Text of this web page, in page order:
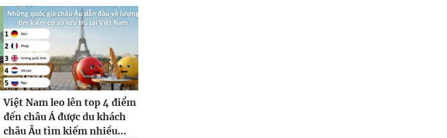
Việt Nam leo lên top 4 điểm
đến châu Á được du khách
châu Âu tìm kiếm nhiều...